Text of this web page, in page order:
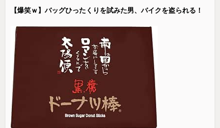
【爆笑ｗ】バッグひったくりを試みた男、バイクを盗られる！